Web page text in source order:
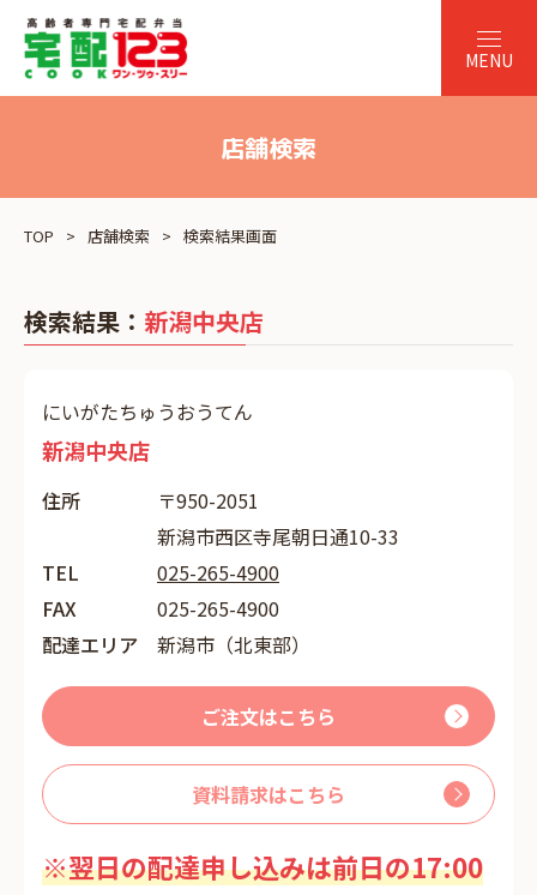
店舗検索
TOP 店舗検索 検索結果画面
検索結果： 新潟中央店
にいがたちゅうおうてん
新潟中央店
住所
〒950-2051
新潟市西区寺尾朝日通10-33
TEL
025-265-4900
FAX
025-265-4900
配達エリア
新潟市（北東部）
ご注文はこちら
資料請求はこちら
※翌日の配達申し込みは前日の17:00